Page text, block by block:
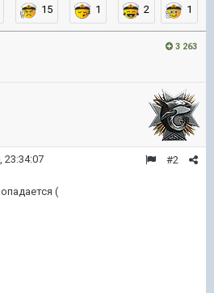
15 1 2 1
3 263
#2
23:34:07
(